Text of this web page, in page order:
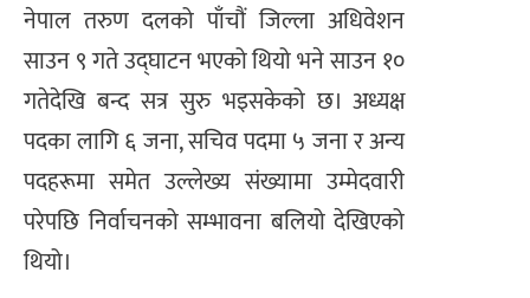
नेपाल तरुण दलको पाँचौं जिल्ला अधिवेशन
साउन ९ गते उद्घाटन भएको थियो भने साउन १०
गतेदेखि बन्द सत्र सुरु भइसकेको छ। अध्यक्ष
पदका लागि ६ जना, सचिव पदमा ५ जना र अन्य
पदहरूमा समेत उल्लेख्य संख्यामा उम्मेदवारी
परेपछि निर्वाचनको सम्भावना बलियो देखिएको
थियो।